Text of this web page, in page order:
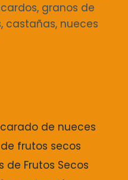
granos de
castañas, nueces
de nueces
frutos secos
de Frutos Secos